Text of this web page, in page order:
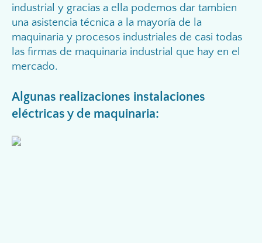
industrial y gracias a ella podemos dar tambien
una asistencia técnica a la mayoría de la
maquinaria y procesos industriales de casi todas
las firmas de maquinaria industrial que hay en el
mercado.
Algunas realizaciones instalaciones
eléctricas y de maquinaria: